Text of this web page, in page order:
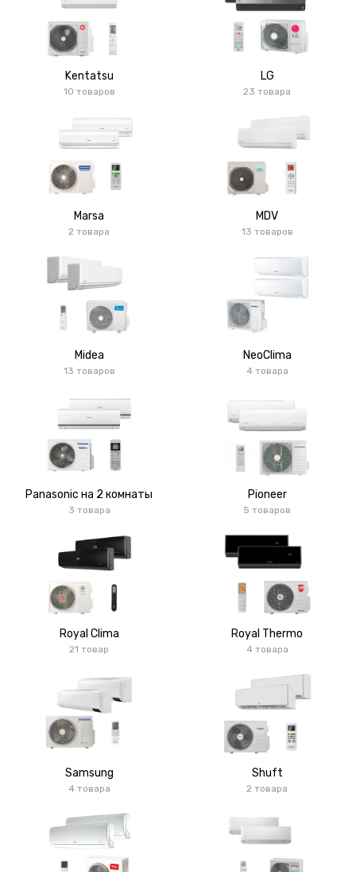
Kentatsu
10 товаров
LG
23 товара
Marsa
2 товара
MDV
13 товаров
Midea
13 товаров
NeoClima
4 товара
Panasonic на 2 комнаты
3 товара
Pioneer
5 товаров
Royal Clima
21 товар
Royal Thermo
4 товара
Samsung
4 товара
Shuft
2 товара